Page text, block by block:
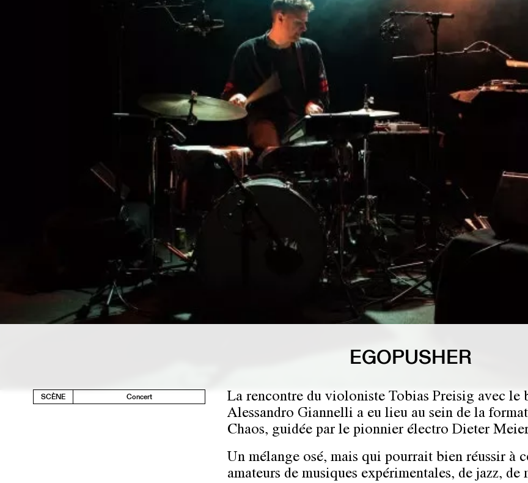
EGOPUSHER
SCÈNE Concert
La rencontre du violoniste Tobias Preisig avec le
Alessandro Giannelli a eu lieu au sein de la
Chaos, guidée par le pionnier électro Dieter
Un mélange osé, mais qui pourrait bien réussir à
amateurs de musiques expérimentales, de jazz, de